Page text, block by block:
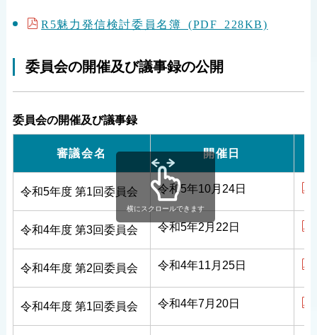
R5魅力発信検討委員名簿 (PDF 228KB)
委員会の開催及び議事録の公開
委員会の開催及び議事録
審議会名 開催日
令和5年度 第1回委員会 令和5年10月24日
令和4年度 第3回委員会 令和5年2月22日
令和4年度 第2回委員会 令和4年11月25日
令和4年度 第1回委員会 令和4年7月20日
横にスクロールできます